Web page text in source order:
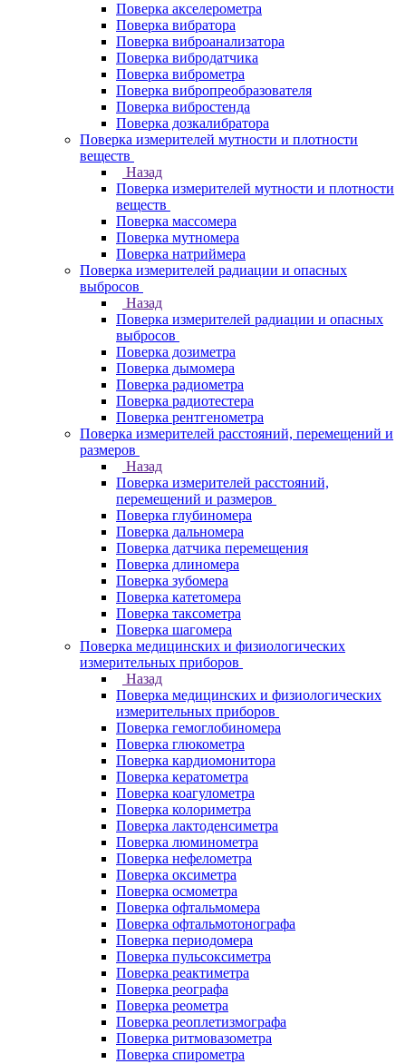
Поверка акселерометра
Поверка вибратора
Поверка виброанализатора
Поверка вибродатчика
Поверка виброметра
Поверка вибропреобразователя
Поверка вибростенда
Поверка дозкалибратора
Поверка измерителей мутности и плотности
веществ
Назад
Поверка измерителей мутности и плотности
веществ
Поверка массомера
Поверка мутномера
Поверка натриймера
Поверка измерителей радиации и опасных
выбросов
Назад
Поверка измерителей радиации и опасных
выбросов
Поверка дозиметра
Поверка дымомера
Поверка радиометра
Поверка радиотестера
Поверка рентгенометра
Поверка измерителей расстояний, перемещений и
размеров
Назад
Поверка измерителей расстояний,
перемещений и размеров
Поверка глубиномера
Поверка дальномера
Поверка датчика перемещения
Поверка длиномера
Поверка зубомера
Поверка катетомера
Поверка таксометра
Поверка шагомера
Поверка медицинских и физиологических
измерительных приборов
Назад
Поверка медицинских и физиологических
измерительных приборов
Поверка гемоглобиномера
Поверка глюкометра
Поверка кардиомонитора
Поверка кератометра
Поверка коагулометра
Поверка колориметра
Поверка лактоденсиметра
Поверка люминометра
Поверка нефелометра
Поверка оксиметра
Поверка осмометра
Поверка офтальмомера
Поверка офтальмотонографа
Поверка периодомера
Поверка пульсоксиметра
Поверка реактиметра
Поверка реографа
Поверка реометра
Поверка реоплетизмографа
Поверка ритмовазометра
Поверка спирометра